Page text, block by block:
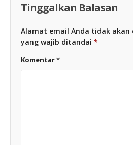
Tinggalkan Balasan
Alamat email Anda tidak akan
yang wajib ditandai *
Komentar*